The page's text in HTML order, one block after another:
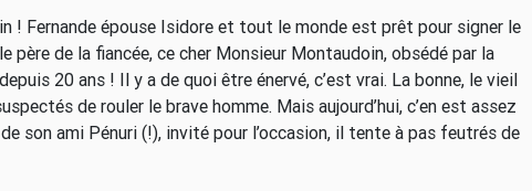
! Fernande épouse Isidore et tout le monde est prêt pour signer le
de la fiancée, ce cher Monsieur Montaudoin, obsédé par la
20 ans ! Il y a de quoi être énervé, c’est vrai. La bonne, le vieil
de rouler le brave homme. Mais aujourd’hui, c’en est assez
son ami Pénuri (!), invité pour l’occasion, il tente à pas feutrés de